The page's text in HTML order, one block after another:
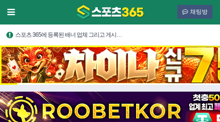
채팅방
스포츠 365에 등록된 배너 업체 그리고 게시…